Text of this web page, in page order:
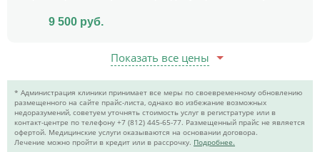
9 500 руб.
Показать все цены
* Администрация клиники принимает все меры по своевременному обновлению
размещенного на сайте прайс-листа, однако во избежание возможных
недоразумений, советуем уточнять стоимость услуг в регистратуре или в
контакт-центре по телефону +7 (812) 445-65-77. Размещенный прайс не является
офертой. Медицинские услуги оказываются на основании договора.
Лечение можно пройти в кредит или в рассрочку. Подробнее.